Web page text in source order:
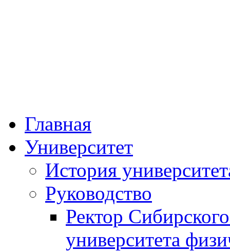
Главная
Университет
История
Руководство
Ректор
университета